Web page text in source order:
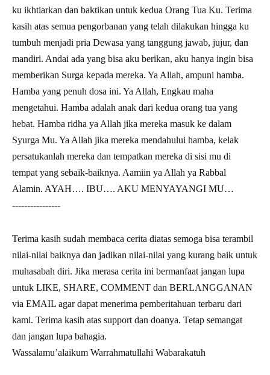
ku ikhtiarkan dan baktikan untuk kedua Orang Tua Ku. Terima
kasih atas semua pengorbanan yang telah dilakukan hingga ku
tumbuh menjadi pria Dewasa yang tanggung jawab, jujur, dan
mandiri. Andai ada yang bisa aku berikan, aku hanya ingin bisa
memberikan Surga kepada mereka. Ya Allah, ampuni hamba.
Hamba yang penuh dosa ini. Ya Allah, Engkau maha
mengetahui. Hamba adalah anak dari kedua orang tua yang
hebat. Hamba ridha ya Allah jika mereka masuk ke dalam
Syurga Mu. Ya Allah jika mereka mendahului hamba, kelak
persatukanlah mereka dan tempatkan mereka di sisi mu di
tempat yang sebaik-baiknya. Aamiin ya Allah ya Rabbal
Alamin. AYAH…. IBU…. AKU MENYAYANGI MU…
----------------
Terima kasih sudah membaca cerita diatas semoga bisa terambil
nilai-nilai baiknya dan jadikan nilai-nilai yang kurang baik untuk
muhasabah diri. Jika merasa cerita ini bermanfaat jangan lupa
untuk LIKE, SHARE, COMMENT dan BERLANGGANAN
via EMAIL agar dapat menerima pemberitahuan terbaru dari
kami. Terima kasih atas support dan doanya. Tetap semangat
dan jangan lupa bahagia.
Wassalamu’alaikum Warrahmatullahi Wabarakatuh